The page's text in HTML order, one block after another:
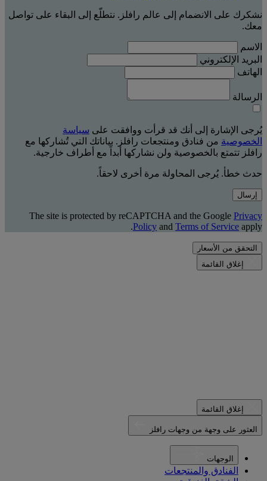
نشكرك على الانضمام إلى عالم رافلز. نتطلّع إلى البقاء على تواصل
معك.
الاسم
البريد الإلكتروني
الهاتف
الرسالة
يُرجى الإشارة إلى أنك قد قرأت ووافقت على سياسة
الخصوصية من فنادق ومنتجعات رافلز. بياناتك التي تُشاركها مع
رافلز تتمتع بالخصوصية ولن نشاركها أبداً مع أطراف خارجية.
حدث خطأ. يُرجى المحاولة مرة أخرى لاحقاً.
إرسال
The site is protected by reCAPTCHA and the Google Privacy
Policy and Terms of Service apply.
التحقق من الأسعار
إغلاق القائمة
إغلاق القائمة
العثور على وجهة من وجهات رافلز
الوجهات
الفنادق والمنتجعات